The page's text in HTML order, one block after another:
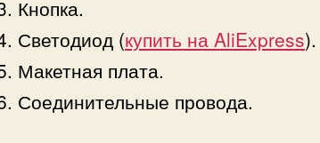
Кнопка.
Светодиод (купить на AliExpress).
Макетная плата.
Соединительные провода.